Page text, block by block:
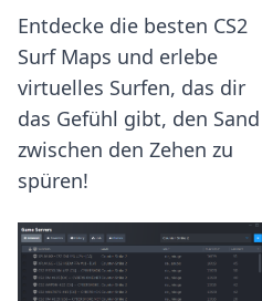
Entdecke die besten CS2
Surf Maps und erlebe
virtuelles Surfen, das dir
das Gefühl gibt, den Sand
zwischen den Zehen zu
spüren!